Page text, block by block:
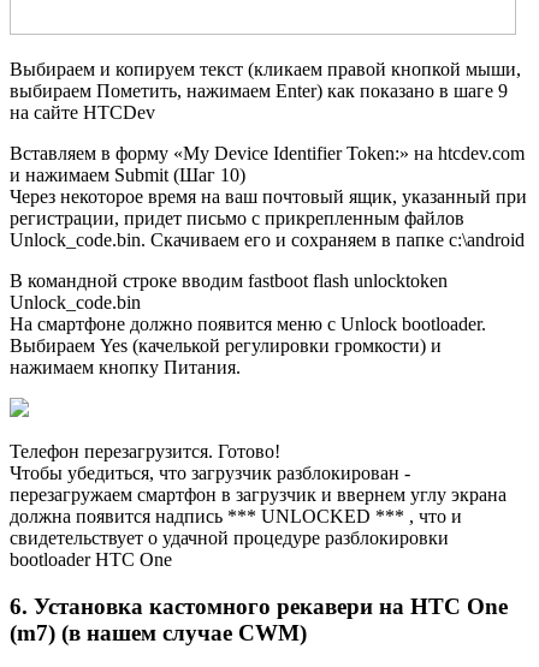
Выбираем и копируем текст (кликаем правой кнопкой мыши,
выбираем Пометить, нажимаем Enter) как показано в шаге 9
на сайте HTCDev
Вставляем в форму «My Device Identifier Token:» на htcdev.com
и нажимаем Submit (Шаг 10)
Через некоторое время на ваш почтовый ящик, указанный при
регистрации, придет письмо с прикрепленным файлов
Unlock_code.bin. Скачиваем его и сохраняем в папке c:\android
В командной строке вводим fastboot flash unlocktoken
Unlock_code.bin
На смартфоне должно появится меню с Unlock bootloader.
Выбираем Yes (качелькой регулировки громкости) и
нажимаем кнопку Питания.
Телефон перезагрузится. Готово!
Чтобы убедиться, что загрузчик разблокирован -
перезагружаем смартфон в загрузчик и ввернем углу экрана
должна появится надпись *** UNLOCKED *** , что и
свидетельствует о удачной процедуре разблокировки
bootloader HTC One
6. Установка кастомного рекавери на HTC One
(m7) (в нашем случае CWM)